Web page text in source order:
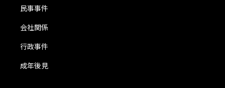
民事事件
会社関係
行政事件
成年後見